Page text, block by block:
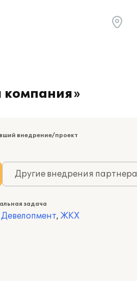
внедрение/проект
Другие внедрения партнера
задача
Девелопмент, ЖКХ